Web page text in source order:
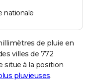
nationale
de pluie en
villes de 772
situe à la position
pluvieuses.